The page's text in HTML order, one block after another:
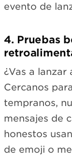
evento de
4. Pruebas
¿Vas a lanzar
Cercanos
tempranos,
mensajes de
honestos
de emoji o